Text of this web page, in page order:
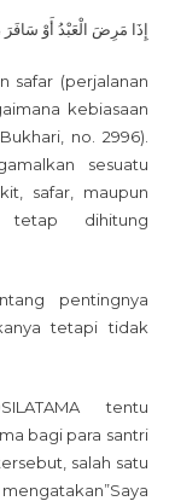
إِذَا مَرِضَ الْعَبْدُ أَوْ
safar (perjalanan
kebiasaan
no. 2996).
sesuatu
safar, maupun
tetap dihitung
pentingnya
tetapi tidak
tentu
bagi para santri
salah satu